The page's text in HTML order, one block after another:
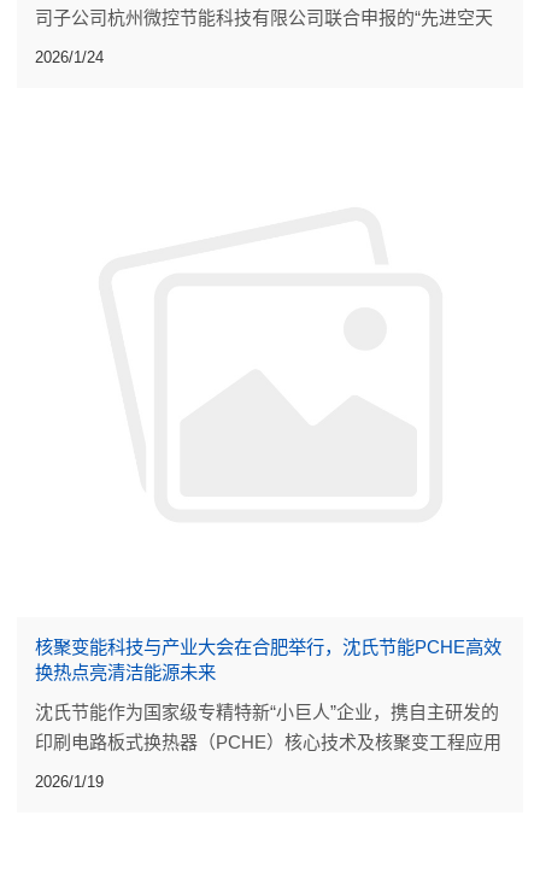
司子公司杭州微控节能科技有限公司联合申报的“先进空天
动力高效换热技术及应用”，荣获工程技术研究成果一等
2026/1/24
核聚变能科技与产业大会在合肥举行，沈氏节能PCHE高效
换热点亮清洁能源未来
沈氏节能作为国家级专精特新“小巨人”企业，携自主研发的
印刷电路板式换热器（PCHE）核心技术及核聚变工程应用
成果参与本次大会。
2026/1/19